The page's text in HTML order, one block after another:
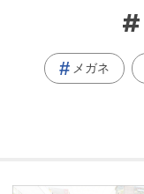
メガネ